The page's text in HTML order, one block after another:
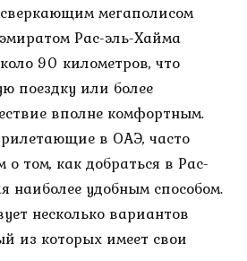
мегаполисом
Рас-эль-Хайма
90 километров, что
поездку или более
вполне комфортным.
в ОАЭ, часто
о том, как добраться в Рас-
наиболее удобным способом.
несколько вариантов
из которых имеет свои